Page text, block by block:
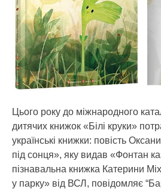
Цього року до міжнародного
дитячих книжок «Білі круки»
українські книжки: повість
під сонця», яку видав «Фонтан
пізнавальна книжка Катерини
у парку» від ВСЛ, повідомляє